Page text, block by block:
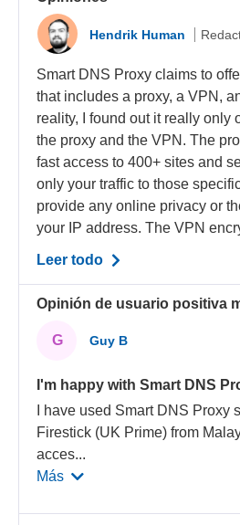
Hendrik Human
Smart DNS Proxy claims to
that includes a proxy, a VPN,
reality, I found out it really
the proxy and the VPN. The
fast access to 400+ sites and
only your traffic to those
provide any online privacy or
your IP address. The VPN
Leer todo
Opinión de usuario positiva
G Guy B
I'm happy with Smart DNS
I have used Smart DNS Proxy
Firestick (UK Prime) from
acces...
Más